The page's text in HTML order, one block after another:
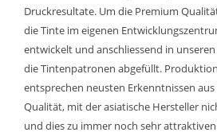
Druckresultate. Um die Premium
die Tinte im eigenen
entwickelt und anschliessend in
die Tintenpatronen abgefüllt.
entsprechen neusten Erkenntnissen
Qualität, mit der asiatische Hersteller
und dies zu immer noch sehr attraktiven